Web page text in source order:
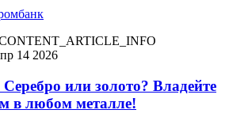
14 2026
или золото? Владейте
в любом металле!